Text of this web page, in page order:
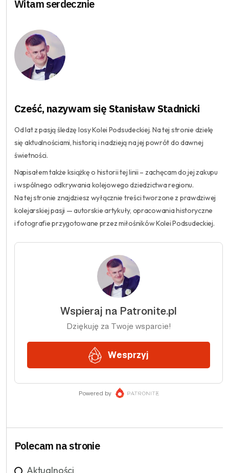
Witam serdecznie
Cześć, nazywam się Stanisław Stadnicki
Od lat z pasją śledzę losy Kolei Podsudeckiej. Na tej stronie dzielę
się aktualnościami, historią i nadzieją na jej powrót do dawnej
świetności.
Napisałem także książkę o historii tej linii – zachęcam do jej zakupu
i wspólnego odkrywania kolejowego dziedzictwa regionu.
Na tej stronie znajdziesz wyłącznie treści tworzone z prawdziwej
kolejarskiej pasji — autorskie artykuły, opracowania historyczne
i fotografie przygotowane przez miłośników Kolei Podsudeckiej.
Polecam na stronie
Aktualności